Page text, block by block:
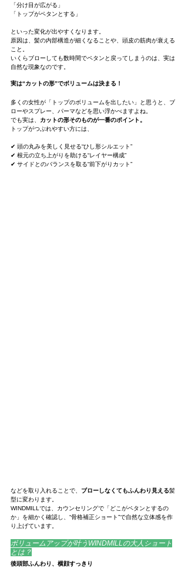
「分け目が広がる」
「トップがペタンとする」
といった変化が出やすくなります。
原因は、髪の内部構造が細くなることや、頭皮の筋肉が衰える
こと。
いくらブローしても数時間でペタンと戻ってしまうのは、実は
自然な現象なのです。
実は“カットの形”でボリュームは決まる！
多くの女性が「トップのボリュームを出したい」と思うと、ブ
ローやスプレー、パーマなどを思い浮かべますよね。
でも実は、 カットの形そのものが一番のポイント。
トップがつぶれやすい方には、
✔ 頭の丸みを美しく見せる“ひし形シルエット”
✔ 根元の立ち上がりを助ける“レイヤー構成”
✔ サイドとのバランスを取る“前下がりカット”
などを取り入れることで、 ブローしなくてもふんわり見える髪
型に変わります。
WINDMILLでは、カウンセリングで「どこがペタンとするの
か」を細かく確認し、“骨格補正ショート”で自然な立体感を作
り上げています。
ボリュームアップが叶うWINDMILLの大人ショート
とは？
後頭部ふんわり、横顔すっきり